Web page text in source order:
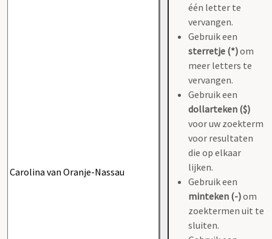
één letter te
vervangen.
Gebruik een
sterretje (*)om
meer letters te
vervangen.
Gebruik een
dollarteken ($)
voor uw zoekterm
voor resultaten
die op elkaar
lijken.
Gebruik een
minteken (-)om
zoektermen uit te
sluiten.